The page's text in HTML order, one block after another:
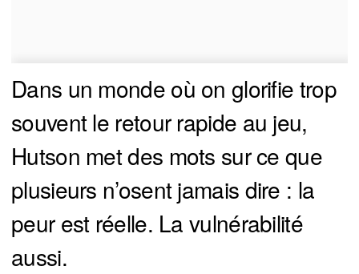
Dans un monde où on glorifie trop
souvent le retour rapide au jeu,
Hutson met des mots sur ce que
plusieurs n’osent jamais dire : la
peur est réelle. La vulnérabilité
aussi.